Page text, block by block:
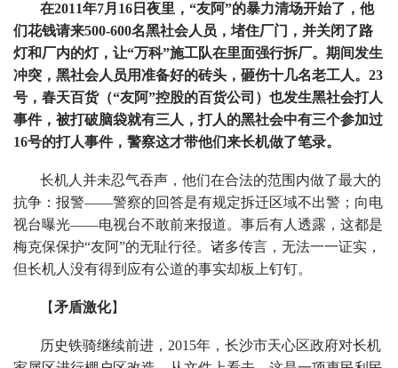
在2011年7月16日夜里，“友阿”的暴力清场开始了，他
们花钱请来500-600名黑社会人员，堵住厂门，并关闭了路
灯和厂内的灯，让“万科”施工队在里面强行拆厂。期间发生
冲突，黑社会人员用准备好的砖头，砸伤十几名老工人。23
号，春天百货（“友阿”控股的百货公司）也发生黑社会打人
事件，被打破脑袋就有三人，打人的黑社会中有三个参加过
16号的打人事件，警察这才带他们来长机做了笔录。
长机人并未忍气吞声，他们在合法的范围内做了最大的
抗争：报警——警察的回答是有规定拆迁区域不出警；向电
视台曝光——电视台不敢前来报道。事后有人透露，这都是
梅克保保护“友阿”的无耻行径。诸多传言，无法一一证实，
但长机人没有得到应有公道的事实却板上钉钉。
【矛盾激化】
历史铁骑继续前进，2015年，长沙市天心区政府对长机